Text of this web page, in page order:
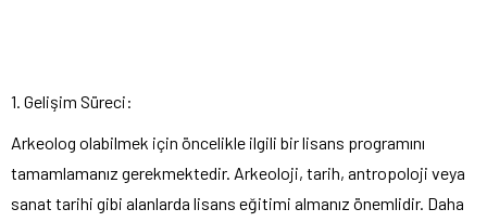
1. Gelişim Süreci:
Arkeolog olabilmek için öncelikle ilgili bir lisans programını
tamamlamanız gerekmektedir. Arkeoloji, tarih, antropoloji veya
sanat tarihi gibi alanlarda lisans eğitimi almanız önemlidir. Daha